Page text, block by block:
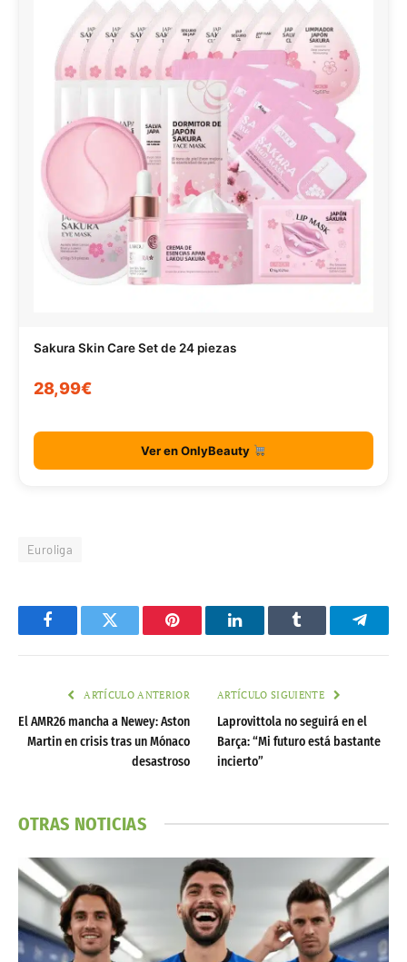
Sakura Skin Care Set de 24 piezas
28,99€
Ver en OnlyBeauty
Euroliga
FacebookTwitter Pinterest LinkedInTumblr
ARTÍCULO ANTERIOR
El AMR26 mancha a Newey: Aston
Martin en crisis tras un Mónaco
desastroso
ARTÍCULO SIGUIENTE
Laprovittola no seguirá en el
Barça: “Mi futuro está bastante
incierto”
OTRAS NOTICIAS